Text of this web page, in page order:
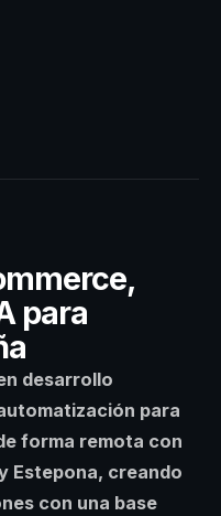
para
desarrollo
para
forma remota con
Estepona, creando
con una base